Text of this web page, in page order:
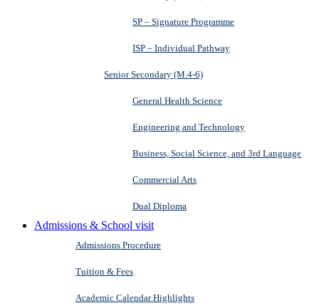
SP – Signature Programme
ISP – Individual Pathway
Senior Secondary (M.4-6)
General Health Science
Engineering and Technology
Business, Social Science, and 3rd Language
Commercial Arts
Dual Diploma
Admissions & School visit
Admissions Procedure
Tuition & Fees
Academic Calendar Highlights